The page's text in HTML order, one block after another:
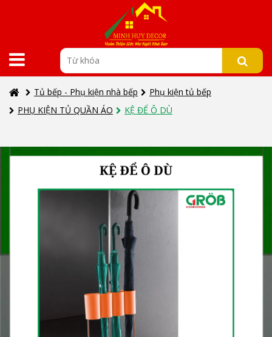
Tủ bếp - Phụ kiện nhà bếp
Phụ kiện tủ bếp
PHỤ KIỆN TỦ QUẦN ÁO
KỆ ĐỂ Ô DÙ